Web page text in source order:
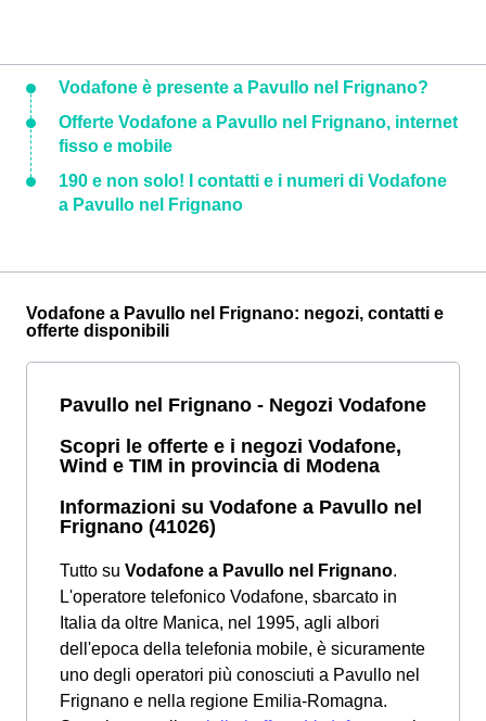
Vodafone è presente a Pavullo nel Frignano?
Offerte Vodafone a Pavullo nel Frignano, internet
fisso e mobile
190 e non solo! I contatti e i numeri di Vodafone
a Pavullo nel Frignano
Vodafone a Pavullo nel Frignano: negozi, contatti e
offerte disponibili
Pavullo nel Frignano - Negozi Vodafone
Scopri le offerte e i negozi Vodafone,
Wind e TIM in provincia di Modena
Informazioni su Vodafone a Pavullo nel
Frignano (41026)
Tutto su Vodafone a Pavullo nel Frignano.
L'operatore telefonico Vodafone, sbarcato in
Italia da oltre Manica, nel 1995, agli albori
dell'epoca della telefonia mobile, è sicuramente
uno degli operatori più conosciuti a Pavullo nel
Frignano e nella regione Emilia-Romagna.